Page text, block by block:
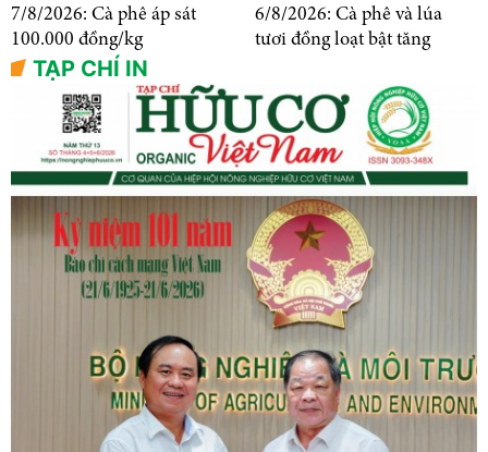
7/8/2026: Cà phê áp sát
100.000 đồng/kg
6/8/2026: Cà phê và lúa
tươi đồng loạt bật tăng
TẠP CHÍ IN